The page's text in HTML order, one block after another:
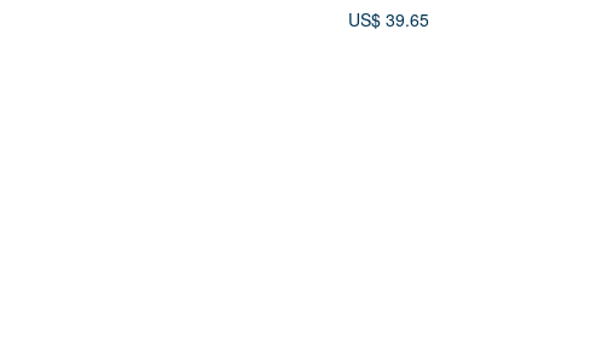
US$ 39.65